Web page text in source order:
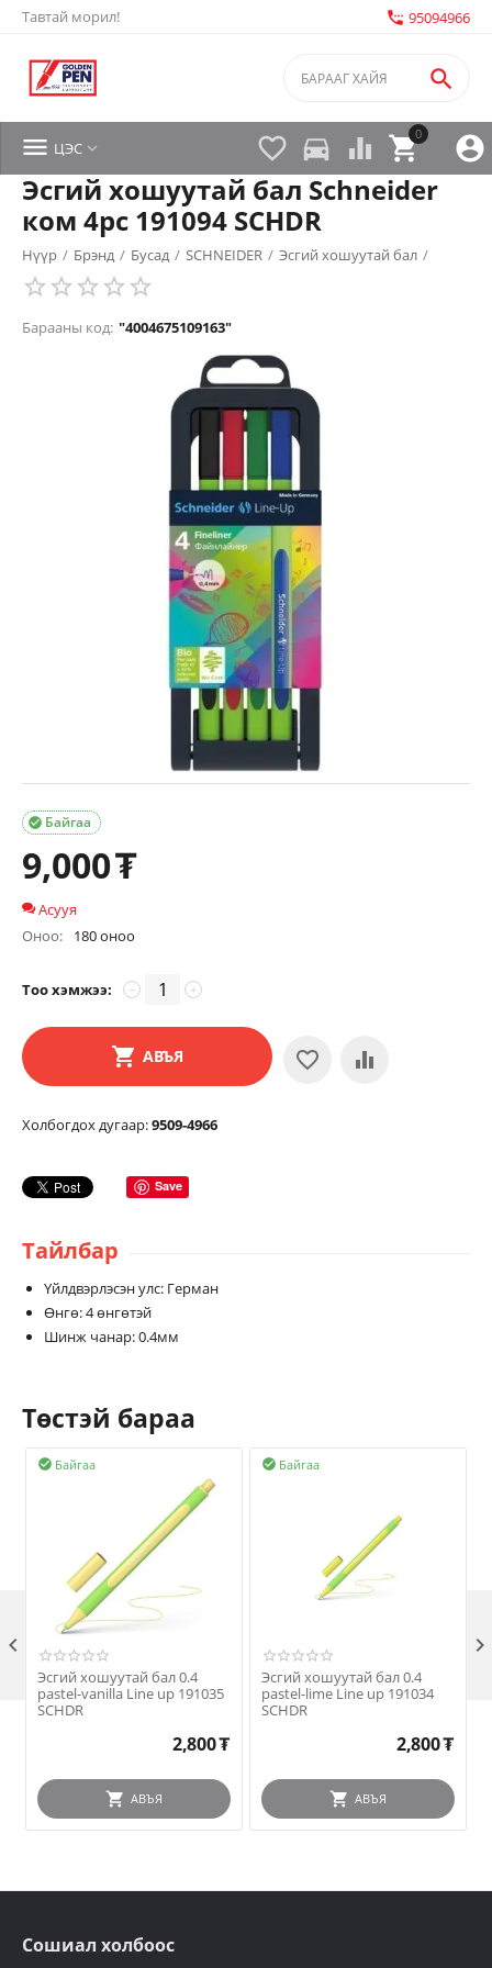
Тавтай морил! settings_phone 95094966


0

 directions_car 
 ЦЭС 
Эсгий хошуутай бал Schneider
ком 4pc 191094 SCHDR
Нүүр / Брэнд / Бусад / SCHNEIDER / Эсгий хошуутай бал /
Барааны код: "4004675109163"
Байгаа

9,000₮
Асууя
Оноо:
180 оноо
Тоо хэмжээ: +
−
АВЪЯ
Холбогдох дугаар:9509-4966
Save
Тайлбар
Үйлдвэрлэсэн улс: Герман
Өнгө: 4 өнгөтэй
Шинж чанар: 0.4мм
Төстэй бараа
Байгаа

Эсгий хошуутай бал 0.4
pastel-vanilla Line up 191035
SCHDR
2,800₮
АВЪЯ
Байгаа

Эсгий хошуутай бал 0.4
pastel-lime Line up 191034
SCHDR
2,800₮
АВЪЯ
 
Сошиал холбоос